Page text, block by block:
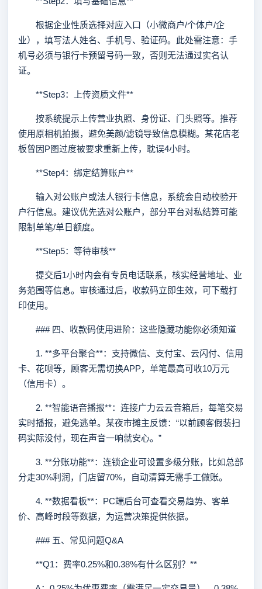
根据企业性质选择对应入口（小微商户/个体户/企
业），填写法人姓名、手机号、验证码。此处需注意：手
机号必须与银行卡预留号码一致，否则无法通过实名认
证。
**Step3：上传资质文件**
按系统提示上传营业执照、身份证、门头照等。推荐
使用原相机拍摄，避免美颜/滤镜导致信息模糊。某花店老
板曾因P图过度被要求重新上传，耽误4小时。
**Step4：绑定结算账户**
输入对公账户或法人银行卡信息，系统会自动校验开
户行信息。建议优先选对公账户，部分平台对私结算可能
限制单笔/单日额度。
**Step5：等待审核**
提交后1小时内会有专员电话联系，核实经营地址、业
务范围等信息。审核通过后，收款码立即生效，可下载打
印使用。
### 四、收款码使用进阶：这些隐藏功能你必须知道
1. **多平台聚合**：支持微信、支付宝、云闪付、信用
卡、花呗等，顾客无需切换APP，单笔最高可收10万元
（信用卡）。
2. **智能语音播报**：连接广力云云音箱后，每笔交易
实时播报，避免逃单。某夜市摊主反馈：“以前顾客假装扫
码实际没付，现在声音一响就安心。”
3. **分账功能**：连锁企业可设置多级分账，比如总部
分走30%利润，门店留70%，自动清算无需手工做账。
4. **数据看板**：PC端后台可查看交易趋势、客单
价、高峰时段等数据，为运营决策提供依据。
### 五、常见问题Q&A
**Q1：费率0.25%和0.38%有什么区别？**